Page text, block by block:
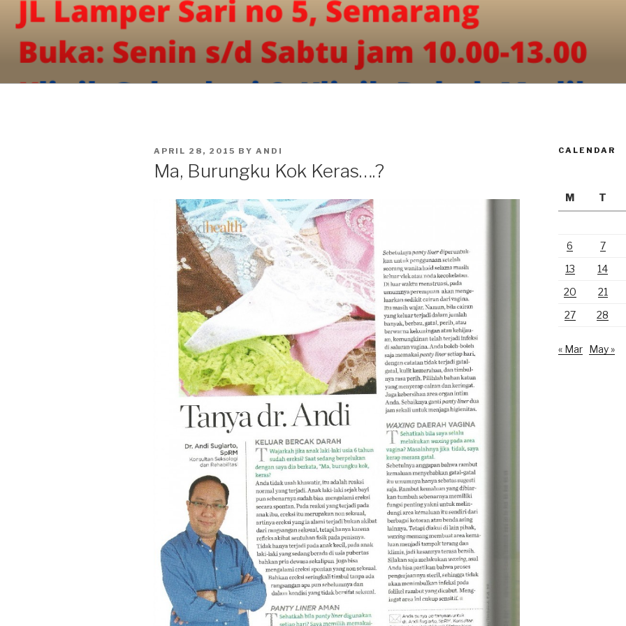
content
POSTED
APRIL 28, 2015 BY ANDI
Ma, Burungku Kok Keras….?
CALENDAR
M
T
6
7
13
14
20
21
27
28
« Mar May »